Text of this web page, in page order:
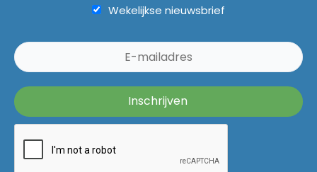
Wekelijkse nieuwsbrief